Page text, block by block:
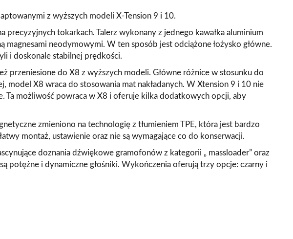
z wyższych modeli X-Tension 9 i 10.
tokarkach. Talerz wykonany z jednego kawałka aluminium
neodymowymi. W ten sposób jest odciążone łożysko główne.
i doskonale stabilnej prędkości.
przeniesione do X8 z wyższych modeli. Główne różnice w stosunku do
X8 wraca do stosowania mat nakładanych. W Xtension 9 i 10 nie
Ta możliwość powraca w X8 i oferuje kilka dodatkowych opcji, aby
zmieniono na technologię z tłumieniem TPE, która jest bardzo
montaż, ustawienie oraz nie są wymagające co do konserwacji.
doznania dźwiękowe gramofonów z kategorii „ massloader” oraz
potężne i dynamiczne głośniki. Wykończenia oferują trzy opcje: czarny i